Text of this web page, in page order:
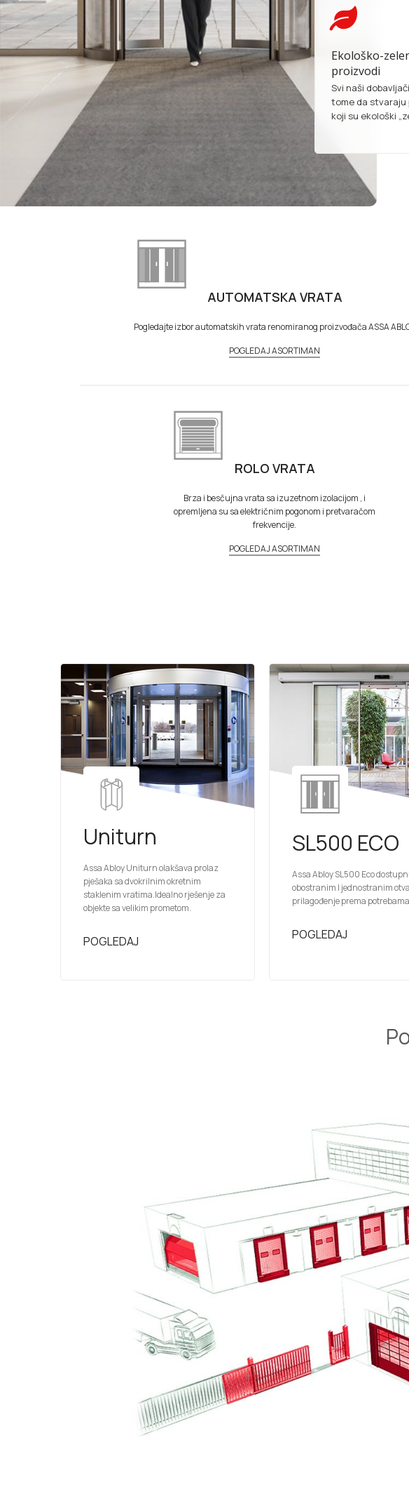
Ekološko-
proizvodi
Svi naši
tome da stvaraju
koji su ekološki
AUTOMATSKA VRATA
Pogledajte izbor automatskih vrata renomiranog proizvođača ASSA
POGLEDAJ ASORTIMAN
ROLO VRATA
Brza i besčujna vrata sa izuzetnom izolacijom , i
opremljena su sa električnim pogonom i pretvaračom
frekvencije.
POGLEDAJ ASORTIMAN
Uniturn
Assa Abloy Uniturn olakšava prolaz
pješaka sa dvokrilnim okretnim
staklenim vratima.Idealno rješenje za
objekte sa velikim prometom.
POGLEDAJ
SL500 ECO
Assa Abloy SL500 Eco
obostranim I jednostranim
prilagođenje prema
POGLEDAJ